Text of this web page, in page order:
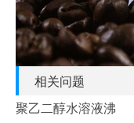
相关问题
聚乙二醇水溶液沸